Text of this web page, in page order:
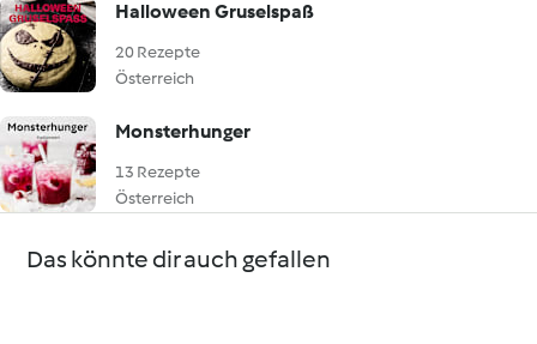
Halloween Gruselspaß
20 Rezepte
Österreich
Monsterhunger
13 Rezepte
Österreich
Das könnte dir auch gefallen